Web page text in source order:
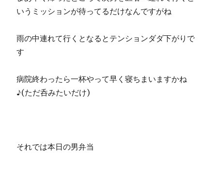
いうミッションが待ってるだけなんですがね
雨の中連れて行くとなるとテンションダダ下がりで
す
病院終わったら一杯やって早く寝ちまいますかね
♪(ただ呑みたいだけ)
それでは本日の男弁当